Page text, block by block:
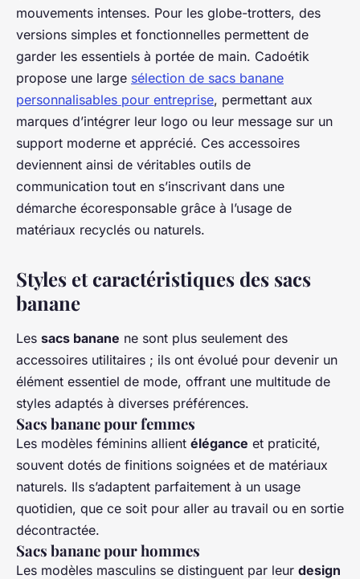
mouvements intenses. Pour les globe-trotters, des
versions simples et fonctionnelles permettent de
garder les essentiels à portée de main. Cadoétik
propose une large sélection de sacs banane
personnalisables pour entreprise, permettant aux
marques d’intégrer leur logo ou leur message sur un
support moderne et apprécié. Ces accessoires
deviennent ainsi de véritables outils de
communication tout en s’inscrivant dans une
démarche écoresponsable grâce à l’usage de
matériaux recyclés ou naturels.
Styles et caractéristiques des sacs
banane
Les sacs banane ne sont plus seulement des
accessoires utilitaires ; ils ont évolué pour devenir un
élément essentiel de mode, offrant une multitude de
styles adaptés à diverses préférences.
Sacs banane pour femmes
Les modèles féminins allient élégance et praticité,
souvent dotés de finitions soignées et de matériaux
naturels. Ils s’adaptent parfaitement à un usage
quotidien, que ce soit pour aller au travail ou en sortie
décontractée.
Sacs banane pour hommes
Les modèles masculins se distinguent par leur design